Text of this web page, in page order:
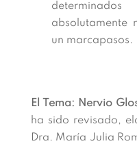
absolutamente
un marcapasos.
El Tema: Nervio
ha sido revisado,
Dra. María Julia